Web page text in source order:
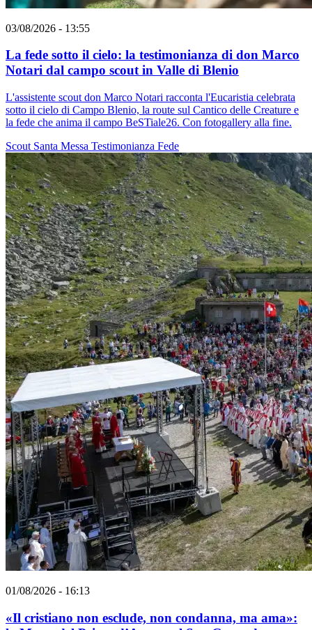
03/08/2026 - 13:55
La fede sotto il cielo: la testimonianza di don Marco
Notari dal campo scout in Valle di Blenio
L'assistente scout don Marco Notari racconta l'Eucaristia celebrata
sotto il cielo di Campo Blenio, la route sul Cantico delle Creature e
la fede che anima il campo BeSTiale26. Con fotogallery alla fine.
Scout Santa Messa Testimonianza Fede
01/08/2026 - 16:13
«Il cristiano non esclude, non condanna, ma ama»: